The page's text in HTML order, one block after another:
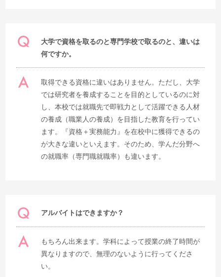
大学で資格を取るのと専門学校で取るのと、違いは
何ですか。
取得できる資格に違いはありません。ただし、大学
では研究者を養成することを目的としているのに対
し、本校では就職先で即戦力として活躍できる人材
の養成（職業人の養成）を目指した教育を行ってい
ます。『資格＋実務能力』を在校中に獲得できるの
が大きな違いといえます。そのため、学んだ分野へ
の就職率（専門職就職率）も違います。
アルバイトはできますか？
もちろん出来ます。学科によって授業の終了時間が
異なりますので、無理のないように行ってくださ
い。